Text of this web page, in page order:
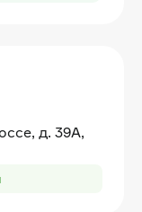
д. 39А,